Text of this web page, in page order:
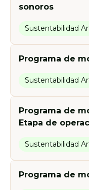
sonoros
Sustentabilidad
Programa de
Sustentabilidad
Programa de
Etapa de
Sustentabilidad
Programa de